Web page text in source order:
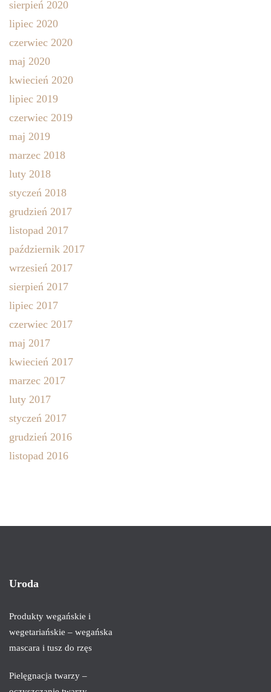
sierpień 2020
lipiec 2020
czerwiec 2020
maj 2020
kwiecień 2020
lipiec 2019
czerwiec 2019
maj 2019
marzec 2018
luty 2018
styczeń 2018
grudzień 2017
listopad 2017
październik 2017
wrzesień 2017
sierpień 2017
lipiec 2017
czerwiec 2017
maj 2017
kwiecień 2017
marzec 2017
luty 2017
styczeń 2017
grudzień 2016
listopad 2016
Uroda
Produkty wegańskie i
wegetariańskie – wegańska
mascara i tusz do rzęs
Pielęgnacja twarzy –